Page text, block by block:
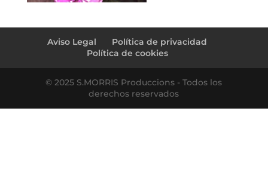
Aviso Legal
Política de privacidad
Política de cookies
© 2025 S.MORRIS Produccions - Todos los
derechos reservados